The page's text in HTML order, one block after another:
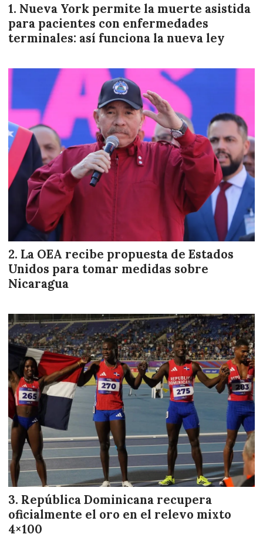
Nueva York permite la muerte asistida
para pacientes con enfermedades
terminales: así funciona la nueva ley
La OEA recibe propuesta de Estados
Unidos para tomar medidas sobre
Nicaragua
República Dominicana recupera
oficialmente el oro en el relevo mixto
4×100